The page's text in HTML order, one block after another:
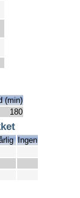
(min)
180
Ingen